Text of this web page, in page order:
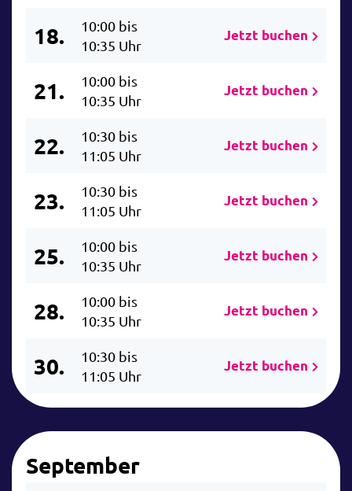
18.
10:00 bis
10:35 Uhr
Jetzt buchen
21.
10:00 bis
10:35 Uhr
Jetzt buchen
22.
10:30 bis
11:05 Uhr
Jetzt buchen
23.
10:30 bis
11:05 Uhr
Jetzt buchen
25.
10:00 bis
10:35 Uhr
Jetzt buchen
28.
10:00 bis
10:35 Uhr
Jetzt buchen
30.
10:30 bis
11:05 Uhr
Jetzt buchen
September